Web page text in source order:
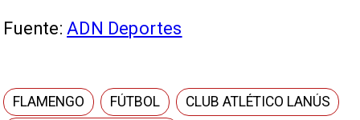
Fuente:ADN Deportes
FLAMENGO FÚTBOL
CLUB ATLÉTICO LANÚS